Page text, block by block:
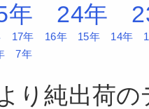
年 24年
17年 16年 15年 14年
7年
り純出荷